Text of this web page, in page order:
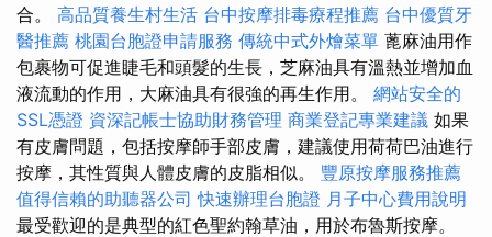
合。 高品質養生村生活 台中按摩排毒療程推薦 台中優質牙
醫推薦 桃園台胞證申請服務 傳統中式外燴菜單 蓖麻油用作
包裹物可促進睫毛和頭髮的生長，芝麻油具有溫熱並增加血
液流動的作用，大麻油具有很強的再生作用。 網站安全的
SSL憑證 資深記帳士協助財務管理 商業登記專業建議 如果
有皮膚問題，包括按摩師手部皮膚，建議使用荷荷巴油進行
按摩，其性質與人體皮膚的皮脂相似。 豐原按摩服務推薦
值得信賴的助聽器公司 快速辦理台胞證 月子中心費用說明
最受歡迎的是典型的紅色聖約翰草油，用於布魯斯按摩。